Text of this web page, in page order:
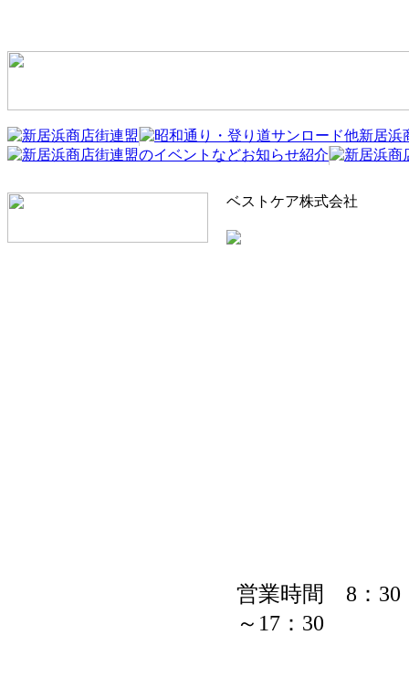
ベストケア株式会社
営業時間 8：30
～17：30